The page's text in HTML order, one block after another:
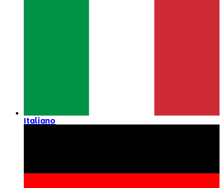
Italiano